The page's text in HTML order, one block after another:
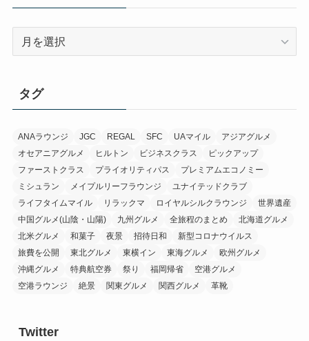
ブ
タグ
ANAラウンジ JGC REGAL SFC UAマイル
アジアグルメ
オセアニアグルメ
ヒルトン ビジネスクラス
ピックアップ
ファーストクラス
プライオリティパス
プレミアムエコノミー
ミシュラン
メイプルリーフラウンジ
ユナイテッドクラブ
ライフタイムマイル
リラックマ ロイヤルシルクラウンジ
世界遺産
中国グルメ(山陰・山陽)
九州グルメ 全旅程のまとめ
北海道グルメ
北米グルメ
和菓子 夜景 招待日和
新型コロナウイルス
旅費を公開
東北グルメ 東横イン 東海グルメ
欧州グルメ
沖縄グルメ
特典航空券 祭り 福岡帰省
空港グルメ
空港ラウンジ
絶景 関東グルメ 関西グルメ 革靴
Twitter